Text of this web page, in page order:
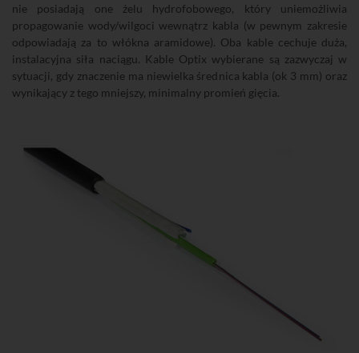
nie posiadają one żelu hydrofobowego, który uniemożliwia
propagowanie wody/wilgoci wewnątrz kabla (w pewnym zakresie
odpowiadają za to włókna aramidowe). Oba kable cechuje duża,
instalacyjna siła naciągu. Kable Optix wybierane są zazwyczaj w
sytuacji, gdy znaczenie ma niewielka średnica kabla (ok 3 mm) oraz
wynikający z tego mniejszy, minimalny promień gięcia.